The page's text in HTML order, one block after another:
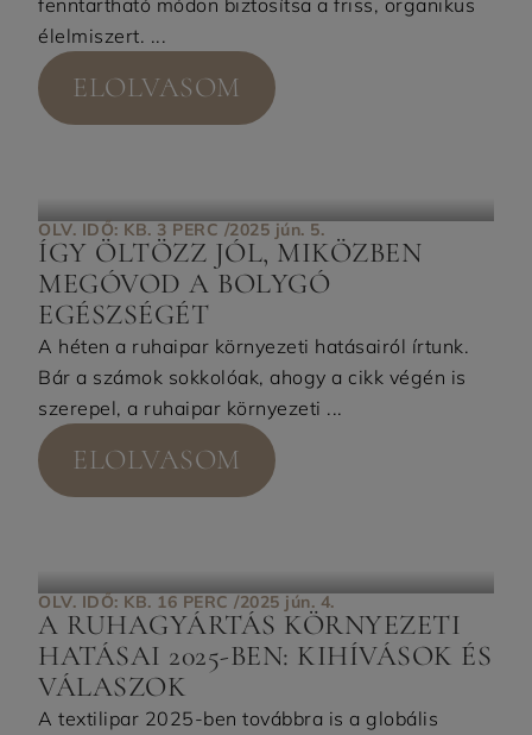
élelmiszert. ...
ELOLVASOM
OLV. IDŐ: KB. 3 PERC /2025 jún. 5.
ÍGY ÖLTÖZZ JÓL, MIKÖZBEN
MEGÓVOD A BOLYGÓ
EGÉSZSÉGÉT
A héten a ruhaipar környezeti hatásairól írtunk.
Bár a számok sokkolóak, ahogy a cikk végén is
szerepel, a ruhaipar környezeti ...
ELOLVASOM
OLV. IDŐ: KB. 16 PERC /2025 jún. 4.
A RUHAGYÁRTÁS KÖRNYEZETI
HATÁSAI 2025-BEN: KIHÍVÁSOK ÉS
VÁLASZOK
A textilipar 2025-ben továbbra is a globális